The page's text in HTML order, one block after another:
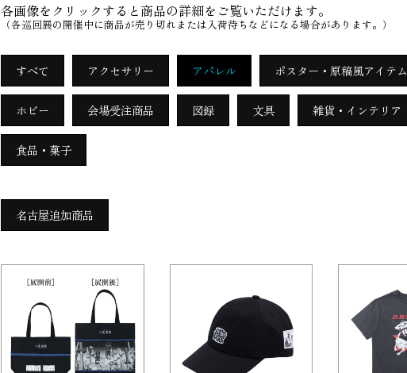
各画像をクリックすると商品の詳細をご覧いただけます。
（各巡回展の開催中に商品が売り切れまたは入荷待ちなどになる場合があります。）
すべて アクセサリー アパレル ポスター・原稿風アイテム
ホビー 会場受注商品 図録 文具 雑貨・インテリア
食品・菓子
名古屋追加商品